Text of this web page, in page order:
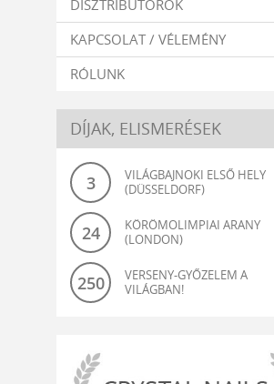
DISZTRIBÚTOROK
KAPCSOLAT / VÉLEMÉNY
RÓLUNK
DÍJAK, ELISMERÉSEK
3
VILÁGBAJNOKI ELSŐ HELY
(DÜSSELDORF)
24
KÖRÖMOLIMPIAI ARANY
(LONDON)
250
VERSENY-GYŐZELEM A
VILÁGBAN!